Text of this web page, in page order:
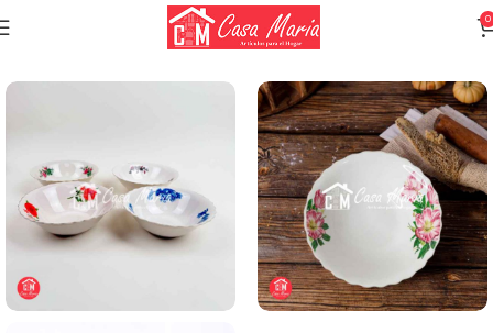
0
Vajilla Porcelana